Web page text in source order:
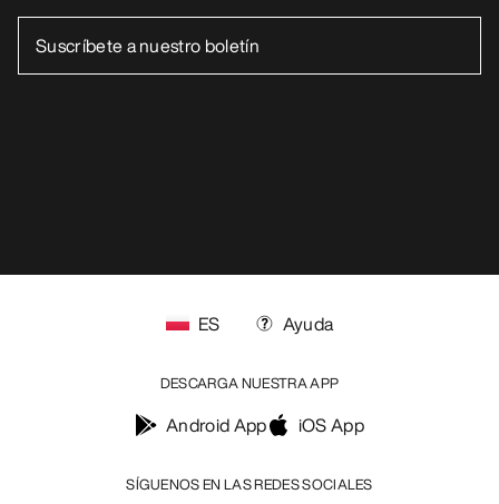
SÍGUENOS EN LAS REDES SOCIALES
ES Ayuda
DESCARGA NUESTRA APP
Android App iOS App